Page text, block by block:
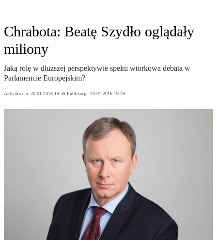
Chrabota: Beatę Szydło oglądały
miliony
Jaką rolę w dłuższej perspektywie spełni wtorkowa debata w
Parlamencie Europejskim?
Aktualizacja: 20.01.2016 19:59 Publikacja: 20.01.2016 19:29